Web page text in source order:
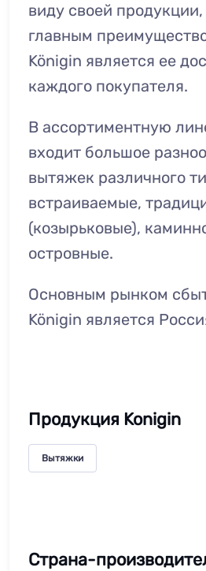
виду своей
главным
Königin является ее
каждого покупателя.
В ассортиментную
входит большое
вытяжек различного
встраиваемые,
(козырьковые),
островные.
Основным рынком
Königin является
Продукция Konigin
Вытяжки
Страна-